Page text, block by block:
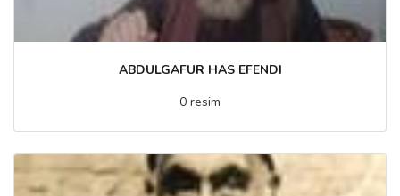
ABDULGAFUR HAS EFENDI
0 resim